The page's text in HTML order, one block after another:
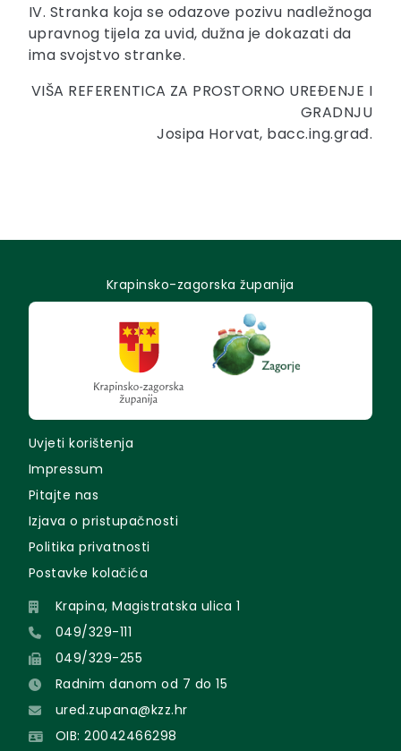
IV. Stranka koja se odazove pozivu nadležnoga
upravnog tijela za uvid, dužna je dokazati da
ima svojstvo stranke.
VIŠA REFERENTICA ZA PROSTORNO UREĐENJE I
GRADNJU
Josipa Horvat, bacc.ing.građ.
Krapinsko-zagorska županija
Uvjeti korištenja
Impressum
Pitajte nas
Izjava o pristupačnosti
Politika privatnosti
Postavke kolačića
Krapina, Magistratska ulica 1
049/329-111
049/329-255
Radnim danom od 7 do 15
ured.zupana@kzz.hr
OIB: 20042466298